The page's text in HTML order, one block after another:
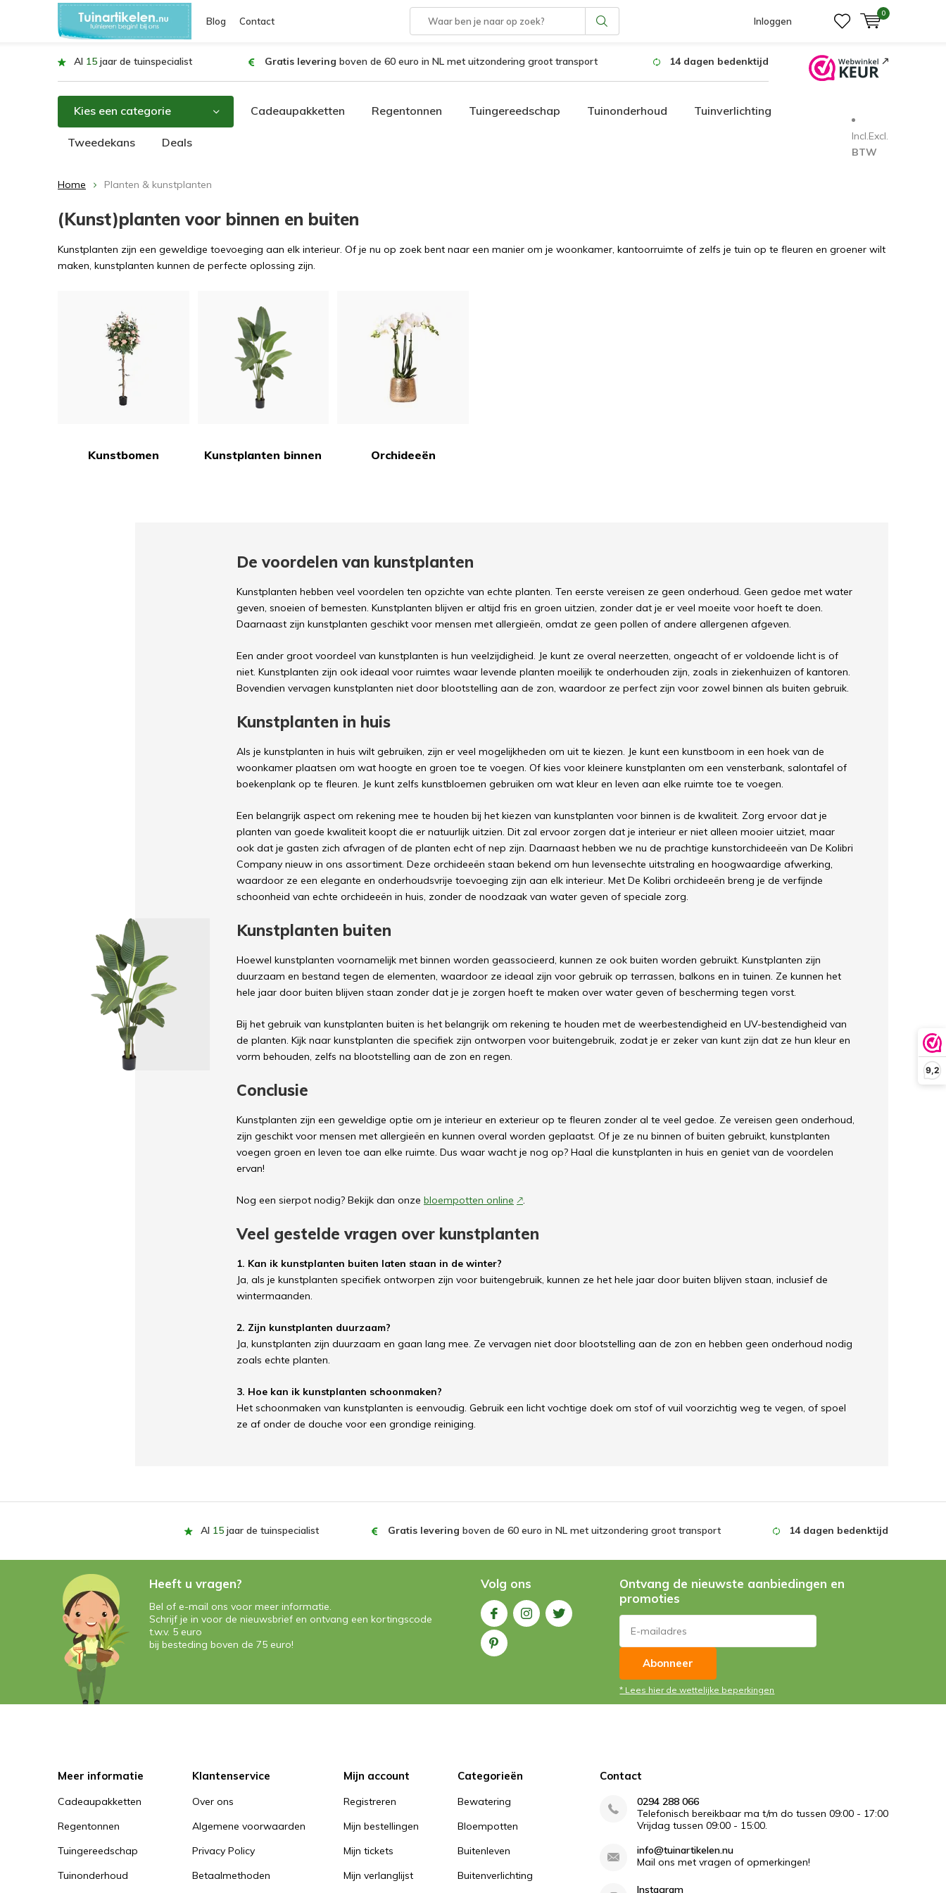
9,2
Blog Contact Inloggen
0
Al 15 jaar de tuinspecialist Gratis levering boven de 60 euro in NL met uitzondering groot transport 14 dagen bedenktijd
Kies een categorie Cadeaupakketten Regentonnen Tuingereedschap Tuinonderhoud Tuinverlichting
Tweedekans Deals Incl.Excl.
BTW
Home Planten & kunstplanten
(Kunst)planten voor binnen en buiten
Kunstplanten zijn een geweldige toevoeging aan elk interieur. Of je nu op zoek bent naar een manier om je woonkamer, kantoorruimte of zelfs je tuin op te fleuren en groener wilt
maken, kunstplanten kunnen de perfecte oplossing zijn.
Kunstbomen Kunstplanten binnen Orchideeën
De voordelen van kunstplanten
Kunstplanten hebben veel voordelen ten opzichte van echte planten. Ten eerste vereisen ze geen onderhoud. Geen gedoe met water
geven, snoeien of bemesten. Kunstplanten blijven er altijd fris en groen uitzien, zonder dat je er veel moeite voor hoeft te doen.
Daarnaast zijn kunstplanten geschikt voor mensen met allergieën, omdat ze geen pollen of andere allergenen afgeven.
Een ander groot voordeel van kunstplanten is hun veelzijdigheid. Je kunt ze overal neerzetten, ongeacht of er voldoende licht is of
niet. Kunstplanten zijn ook ideaal voor ruimtes waar levende planten moeilijk te onderhouden zijn, zoals in ziekenhuizen of kantoren.
Bovendien vervagen kunstplanten niet door blootstelling aan de zon, waardoor ze perfect zijn voor zowel binnen als buiten gebruik.
Kunstplanten in huis
Als je kunstplanten in huis wilt gebruiken, zijn er veel mogelijkheden om uit te kiezen. Je kunt een kunstboom in een hoek van de
woonkamer plaatsen om wat hoogte en groen toe te voegen. Of kies voor kleinere kunstplanten om een vensterbank, salontafel of
boekenplank op te fleuren. Je kunt zelfs kunstbloemen gebruiken om wat kleur en leven aan elke ruimte toe te voegen.
Een belangrijk aspect om rekening mee te houden bij het kiezen van kunstplanten voor binnen is de kwaliteit. Zorg ervoor dat je
planten van goede kwaliteit koopt die er natuurlijk uitzien. Dit zal ervoor zorgen dat je interieur er niet alleen mooier uitziet, maar
ook dat je gasten zich afvragen of de planten echt of nep zijn. Daarnaast hebben we nu de prachtige kunstorchideeën van De Kolibri
Company nieuw in ons assortiment. Deze orchideeën staan bekend om hun levensechte uitstraling en hoogwaardige afwerking,
waardoor ze een elegante en onderhoudsvrije toevoeging zijn aan elk interieur. Met De Kolibri orchideeën breng je de verfijnde
schoonheid van echte orchideeën in huis, zonder de noodzaak van water geven of speciale zorg.
Kunstplanten buiten
Hoewel kunstplanten voornamelijk met binnen worden geassocieerd, kunnen ze ook buiten worden gebruikt. Kunstplanten zijn
duurzaam en bestand tegen de elementen, waardoor ze ideaal zijn voor gebruik op terrassen, balkons en in tuinen. Ze kunnen het
hele jaar door buiten blijven staan ​​zonder dat je je zorgen hoeft te maken over water geven of bescherming tegen vorst.
Bij het gebruik van kunstplanten buiten is het belangrijk om rekening te houden met de weerbestendigheid en UV-bestendigheid van
de planten. Kijk naar kunstplanten die specifiek zijn ontworpen voor buitengebruik, zodat je er zeker van kunt zijn dat ze hun kleur en
vorm behouden, zelfs na blootstelling aan de zon en regen.
Conclusie
Kunstplanten zijn een geweldige optie om je interieur en exterieur op te fleuren zonder al te veel gedoe. Ze vereisen geen onderhoud,
zijn geschikt voor mensen met allergieën en kunnen overal worden geplaatst. Of je ze nu binnen of buiten gebruikt, kunstplanten
voegen groen en leven toe aan elke ruimte. Dus waar wacht je nog op? Haal die kunstplanten in huis en geniet van de voordelen
ervan!
Nog een sierpot nodig? Bekijk dan onze bloempotten online .
Veel gestelde vragen over kunstplanten
1. Kan ik kunstplanten buiten laten staan ​​in de winter?
Ja, als je kunstplanten specifiek ontworpen zijn voor buitengebruik, kunnen ze het hele jaar door buiten blijven staan, inclusief de
wintermaanden.
2. Zijn kunstplanten duurzaam?
Ja, kunstplanten zijn duurzaam en gaan lang mee. Ze vervagen niet door blootstelling aan de zon en hebben geen onderhoud nodig
zoals echte planten.
3. Hoe kan ik kunstplanten schoonmaken?
Het schoonmaken van kunstplanten is eenvoudig. Gebruik een licht vochtige doek om stof of vuil voorzichtig weg te vegen, of spoel
ze af onder de douche voor een grondige reiniging.
Al 15 jaar de tuinspecialist Gratis levering boven de 60 euro in NL met uitzondering groot transport 14 dagen bedenktijd
Heeft u vragen?
Bel of e-mail ons voor meer informatie.
Schrijf je in voor de nieuwsbrief en ontvang een kortingscode
t.w.v. 5 euro
bij besteding boven de 75 euro!
Volg ons
Ontvang de nieuwste aanbiedingen en
promoties
Abonneer
* Lees hier de wettelijke beperkingen
Meer informatie
Cadeaupakketten
Regentonnen
Tuingereedschap
Tuinonderhoud
Klantenservice
Over ons
Algemene voorwaarden
Privacy Policy
Betaalmethoden
Mijn account
Registreren
Mijn bestellingen
Mijn tickets
Mijn verlanglijst
Categorieën
Bewatering
Bloempotten
Buitenleven
Buitenverlichting
Contact
0294 288 066
Telefonisch bereikbaar ma t/m do tussen 09:00 - 17:00
Vrijdag tussen 09:00 - 15:00.
info@tuinartikelen.nu
Mail ons met vragen of opmerkingen!
Instagram